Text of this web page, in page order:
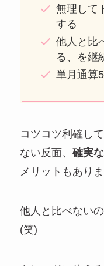
無理して
する
他人と比
る、を継
単月通算
コツコツ利確し
ない反面、 確実
メリットもありま
他人と比べない
(笑)